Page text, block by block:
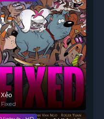
Xẻo
Fixed